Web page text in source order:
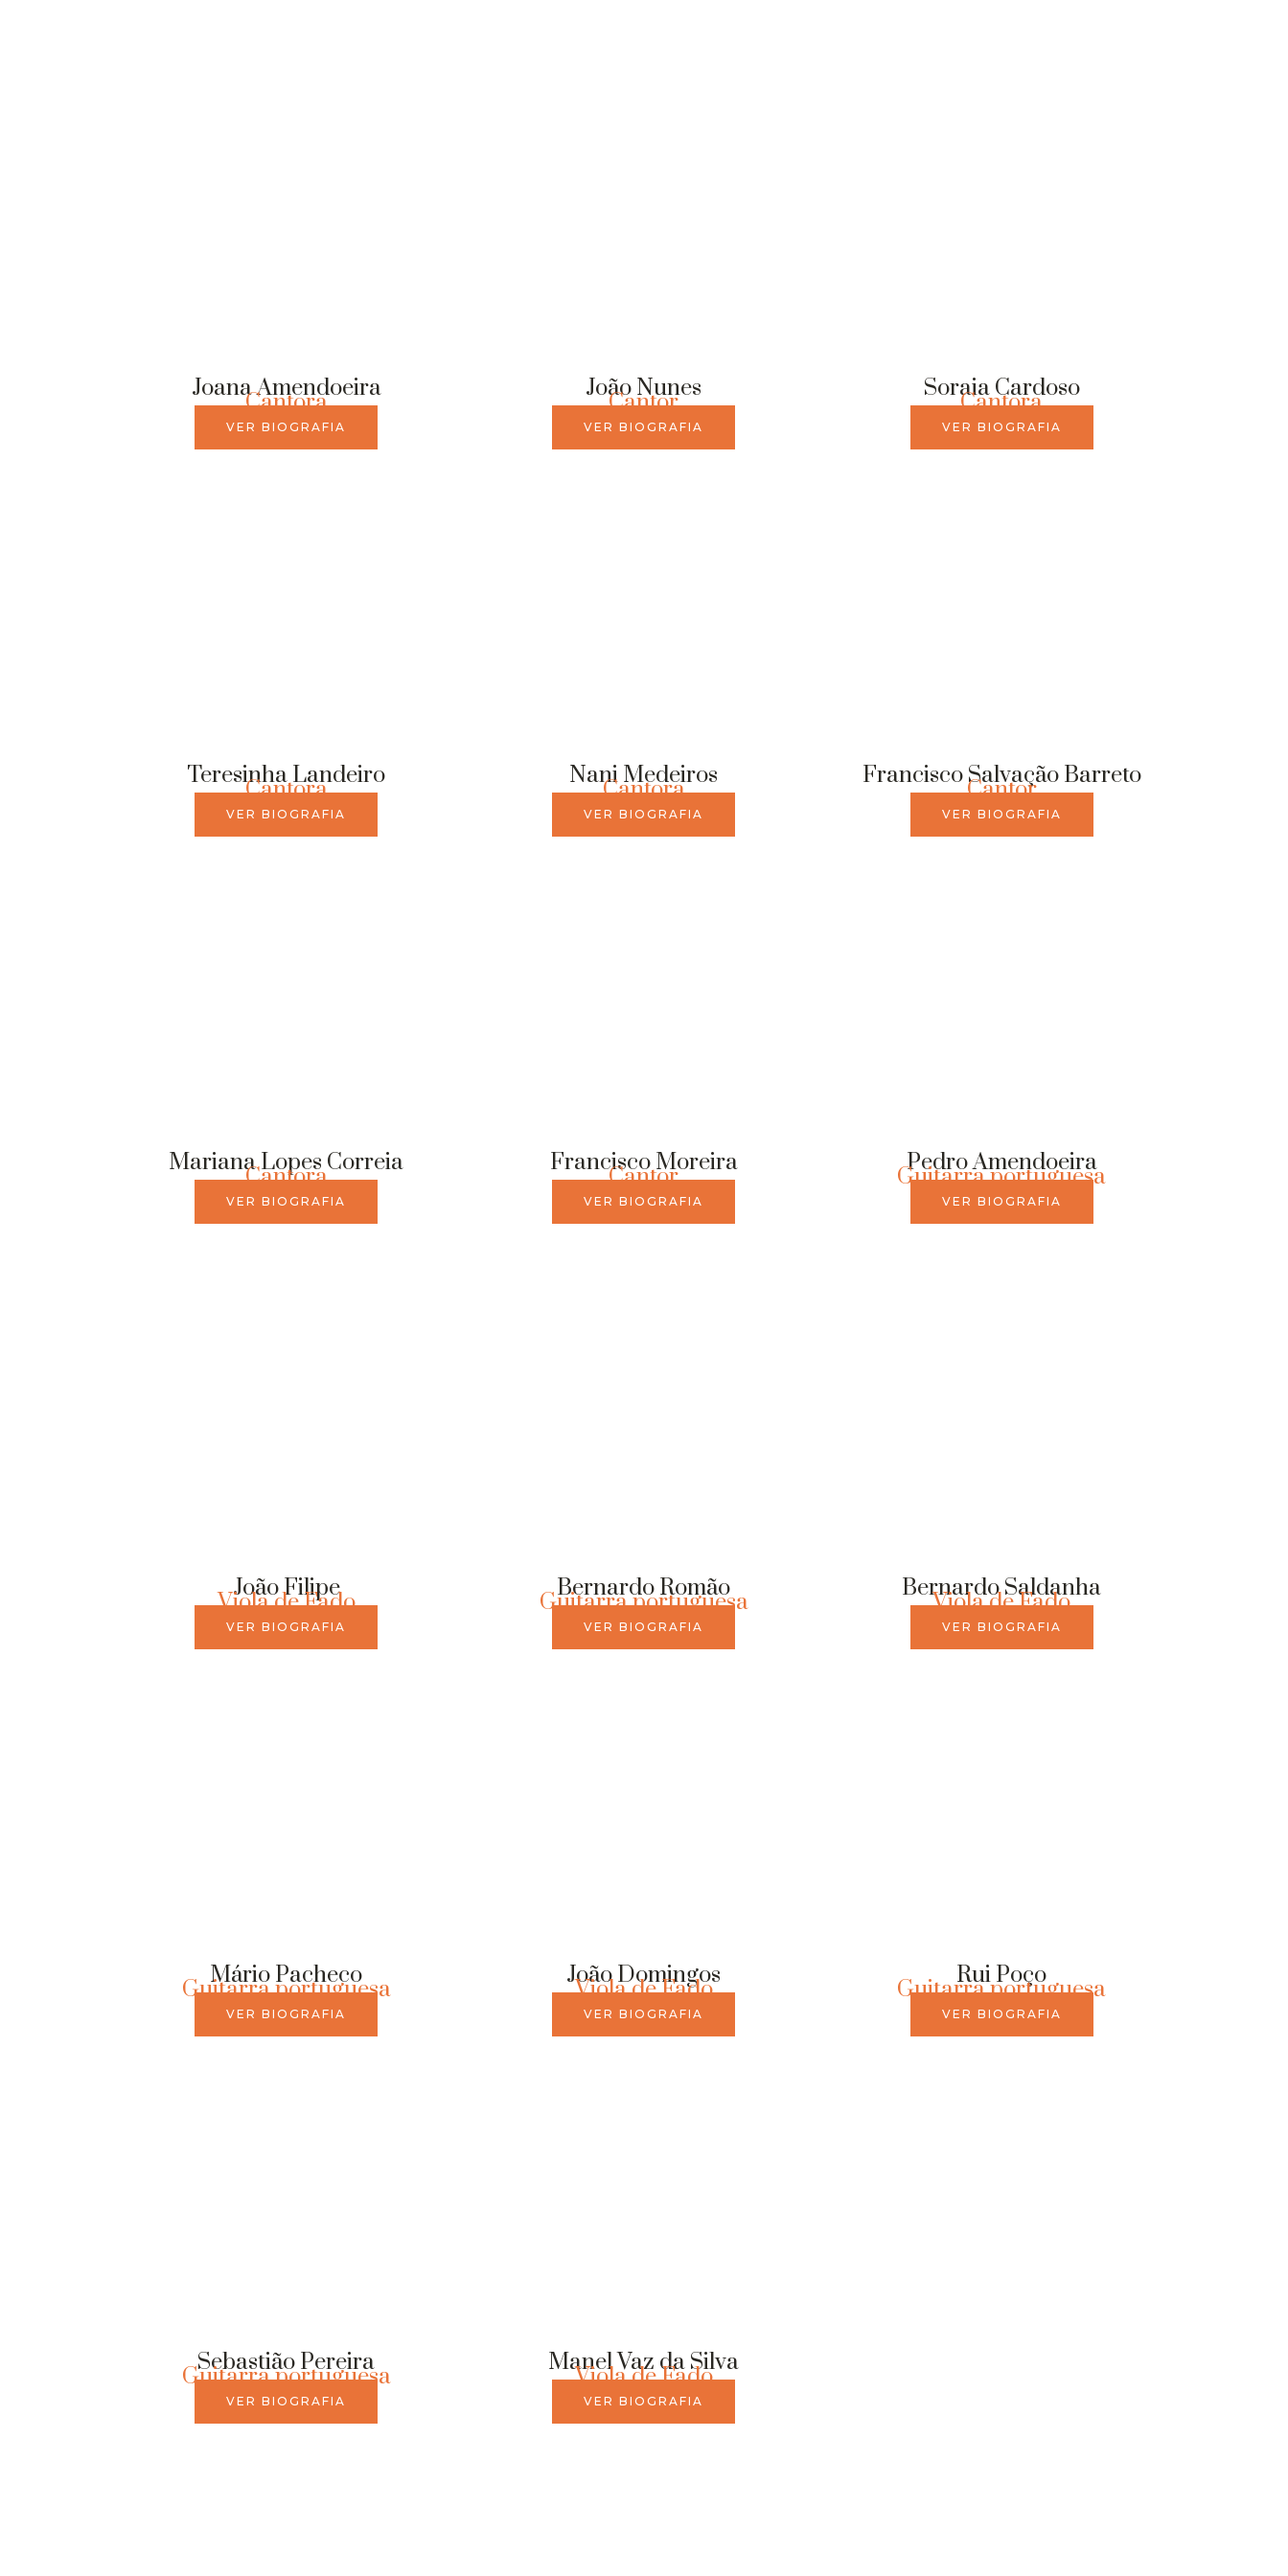
Joana Amendoeira
Cantora
VER BIOGRAFIA
João Nunes
Cantor
VER BIOGRAFIA
Soraia Cardoso
Cantora
VER BIOGRAFIA
Teresinha Landeiro
Cantora
VER BIOGRAFIA
Nani Medeiros
Cantora
VER BIOGRAFIA
Francisco Salvação Barreto
Cantor
VER BIOGRAFIA
Mariana Lopes Correia
Cantora
VER BIOGRAFIA
Francisco Moreira
Cantor
VER BIOGRAFIA
Pedro Amendoeira
Guitarra portuguesa
VER BIOGRAFIA
João Filipe
Viola de Fado
VER BIOGRAFIA
Bernardo Romão
Guitarra portuguesa
VER BIOGRAFIA
Bernardo Saldanha
Viola de Fado
VER BIOGRAFIA
Mário Pacheco
Guitarra portuguesa
VER BIOGRAFIA
João Domingos
Viola de Fado
VER BIOGRAFIA
Rui Poço
Guitarra portuguesa
VER BIOGRAFIA
Sebastião Pereira
Guitarra portuguesa
VER BIOGRAFIA
Manel Vaz da Silva
Viola de Fado
VER BIOGRAFIA